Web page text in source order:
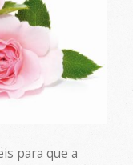
para que a